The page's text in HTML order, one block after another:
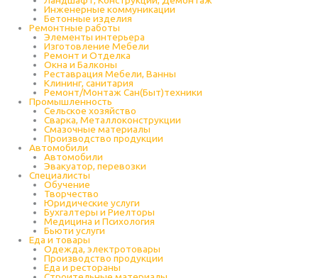
Инженерные коммуникации
Бетонные изделия
Ремонтные работы
Элементы интерьера
Изготовление Мебели
Ремонт и Отделка
Окна и Балконы
Реставрация Мебели, Ванны
Клининг, санитария
Ремонт/Монтаж Сан(Быт)техники
Промышленность
Cельское хозяйство
Сварка, Металлоконструкции
Cмазочные материалы
Производство продукции
Автомобили
Автомобили
Эвакуатор, перевозки
Специалисты
Обучение
Творчество
Юридические услуги
Бухгалтеры и Риелторы
Медицина и Психология
Бьюти услуги
Еда и товары
Одежда, электротовары
Производство продукции
Еда и рестораны